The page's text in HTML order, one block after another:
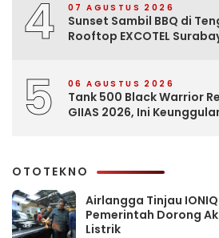
4 07 AGUSTUS 2026
Sunset Sambil BBQ di
Rooftop EXCOTEL
5 06 AGUSTUS 2026
Tank 500 Black Warrior
GIIAS 2026, Ini
OTOTEKNO
Airlangga Tinjau
Pemerintah Dorong
Listrik